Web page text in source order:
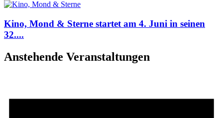
Kino, Mond & Sterne startet am 4. Juni in seinen
32....
Anstehende Veranstaltungen